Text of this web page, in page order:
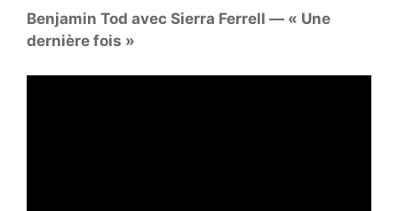
Benjamin Tod avec Sierra Ferrell — « Une
dernière fois »